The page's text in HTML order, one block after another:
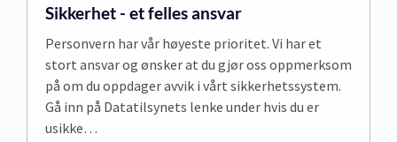
Sikkerhet - et felles ansvar
Personvern har vår høyeste prioritet. Vi har et
stort ansvar og ønsker at du gjør oss oppmerksom
på om du oppdager avvik i vårt sikkerhetssystem.
Gå inn på Datatilsynets lenke under hvis du er
usikke…